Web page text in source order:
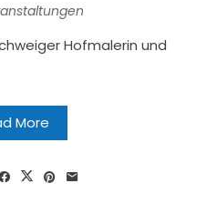
Hofmalerin und
More